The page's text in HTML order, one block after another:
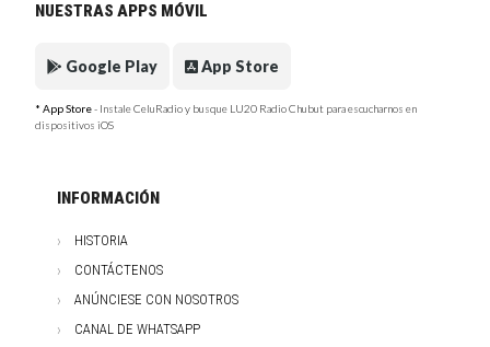
NUESTRAS APPS MÓVIL
Google Play App Store
* App Store- Instale CeluRadio y busque LU20 Radio Chubut para escucharnos en
dispositivos iOS
INFORMACIÓN
HISTORIA
CONTÁCTENOS
ANÚNCIESE CON NOSOTROS
CANAL DE WHATSAPP